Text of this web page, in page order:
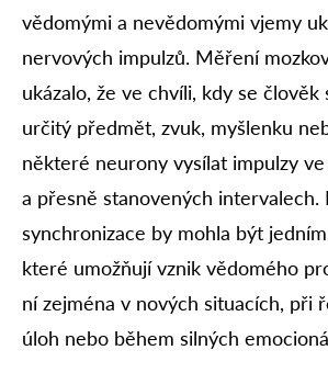
vědomými a nevědomými vjemy
nervových impulzů. Měření
ukázalo, že ve chvíli, kdy se člověk
určitý předmět, zvuk, myšlenku
některé neurony vysílat impulzy
a přesně stanovených intervalech.
synchronizace by mohla být
které umožňují vznik vědomého
ní zejména v nových situacích, při
úloh nebo během silných